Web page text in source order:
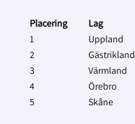
Placering Lag
1
Uppland
2
Gästrikland
3
Värmland
4
Örebro
5
Skåne